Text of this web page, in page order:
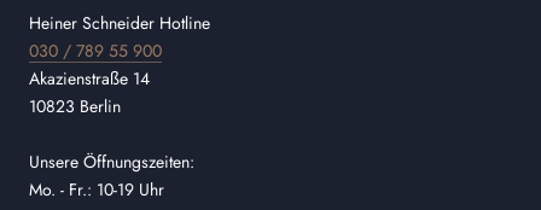
Heiner Schneider Hotline
030 / 789 55 900
Akazienstraße 14
10823 Berlin
Unsere Öffnungszeiten:
Mo. - Fr.: 10-19 Uhr